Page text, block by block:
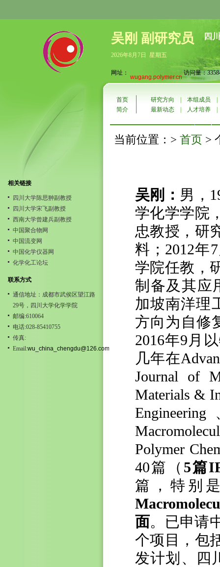
吴刚 副研究员 四
2026年8月7日 星期五
网址： wugang.polymer.cn访问量：
相关链接
四川大学陈思翀副教授
四川大学宋飞副教授
西南大学曾建兵副教授
中国聚合物网
中国流变网
中国化学仪器网
化学化工论坛
联系方式
通信地址：成都市武侯区望江路
29号，四川大学化学学院
邮编:610064
电话:028-85410755
传真:
Email:wu_china_chengdu@126.com
首页 研究方向 本组成员
简介
最新动态 人才培养
当前位置：> 首页 >
吴刚： 男，
学化学学院
忠教授，研
料； 2012年7
学院任教，
制备及其应
加坡南洋理
方向为自修
2016年9月
几年在
Journal of
Materials &
Polymer
40篇（ 5篇
篇，特别
面。已申请
个项目，包
发计划、四